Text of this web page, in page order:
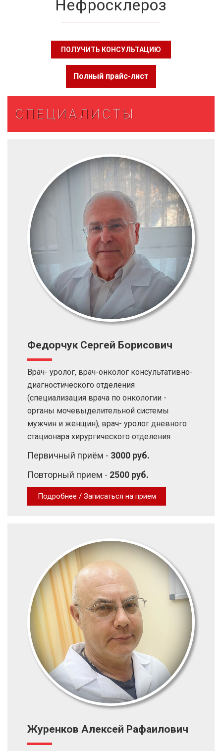
Нефросклероз
ПОЛУЧИТЬ КОНСУЛЬТАЦИЮ
Полный прайс-лист
СПЕЦИАЛИСТЫ
Федорчук Сергей Борисович
Врач- уролог, врач-онколог консультативно-
диагностического отделения
(специализация врача по онкологии -
органы мочевыделительной системы
мужчин и женщин), врач- уролог дневного
стационара хирургического отделения
Первичный приём - 3000 руб.
Повторный прием - 2500 руб.
Подробнее / Записаться на прием
Журенков Алексей Рафаилович